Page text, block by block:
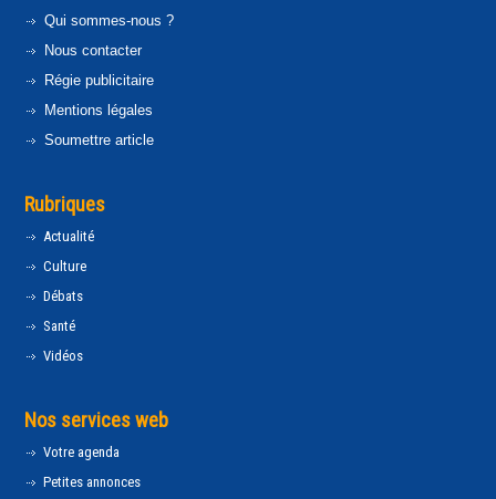
Qui sommes-nous ?
Nous contacter
Régie publicitaire
Mentions légales
Soumettre article
Rubriques
Actualité
Culture
Débats
Santé
Vidéos
Nos services web
Votre agenda
Petites annonces